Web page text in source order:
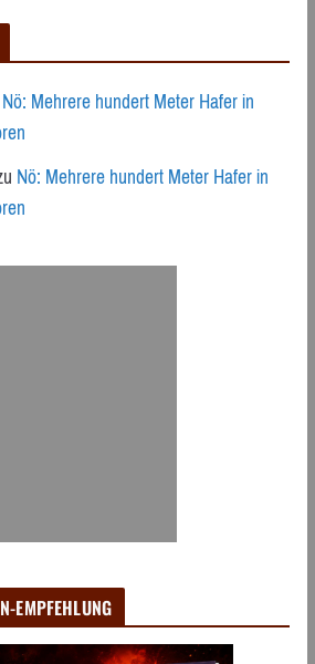
Nö: Mehrere hundert Meter Hafer in
Nö: Mehrere hundert Meter Hafer in
EMPFEHLUNG